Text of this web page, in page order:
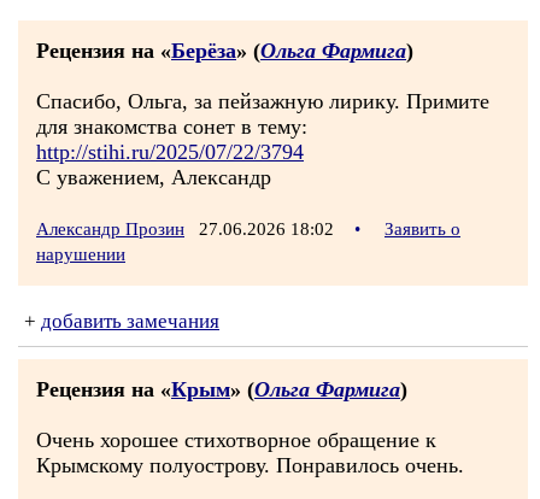
Рецензия на «Берёза» (Ольга Фармига)
Спасибо, Ольга, за пейзажную лирику. Примите
для знакомства сонет в тему:
http://stihi.ru/2025/07/22/3794
С уважением, Александр
Александр Прозин 27.06.2026 18:02 •
Заявить о
нарушении
+ добавить замечания
Рецензия на «Крым» (Ольга Фармига)
Очень хорошее стихотворное обращение к
Крымскому полуострову. Понравилось очень.